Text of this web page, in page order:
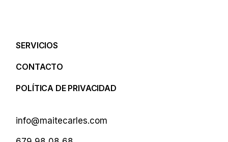
SERVICIOS
CONTACTO
POLÍTICA DE PRIVACIDAD
info@maitecarles.com